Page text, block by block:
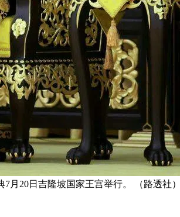
月20日吉隆坡国家王宫举行。 （路透社）